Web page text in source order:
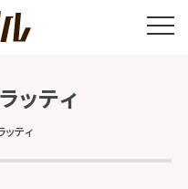
ッティ
ッティ